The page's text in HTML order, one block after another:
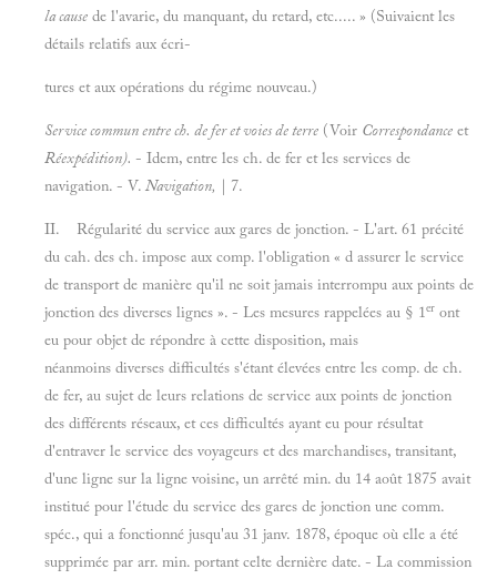
lacause de l'avarie, du manquant, du retard, etc..... » (Suivaient les
détails relatifs aux écri-
tures et aux opérations du régime nouveau.)
Service commun entre ch. de fer et voies de terre (Voir Correspondance et
Réexpédition). - Idem, entre les ch. de fer et les services de
navigation. - V. Navigation, | 7.
II. Régularité du service aux gares de jonction. - L'art. 61 précité
du cah. des ch. impose aux comp. l'obligation « d assurer le service
de transport de manière qu'il ne soit jamais interrompu aux points de
jonction des diverses lignes ». - Les mesures rappelées au § 1er ont
eu pour objet de répondre à cette disposition, mais
néanmoins diverses difficultés s'étant élevées entre les comp. de ch.
de fer, au sujet de leurs relations de service aux points de jonction
des différents réseaux, et ces difficultés ayant eu pour résultat
d'entraver le service des voyageurs et des marchandises, transitant,
d'une ligne sur la ligne voisine, un arrêté min. du 14 août 1875 avait
institué pour l'étude du service des gares de jonction une comm.
spéc., qui a fonctionné jusqu'au 31 janv. 1878, époque où elle a été
supprimée par arr. min. portant celte dernière date. - La commission